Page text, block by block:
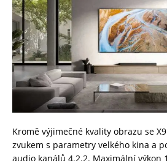
Kromě výjimečné kvality obrazu se
zvukem s parametry velkého kina a
audio kanálů 4.2.2. Maximální výkon